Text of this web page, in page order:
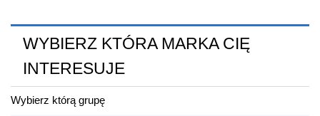
WYBIERZ KTÓRA MARKA CIĘ
INTERESUJE
Wybierz którą grupę